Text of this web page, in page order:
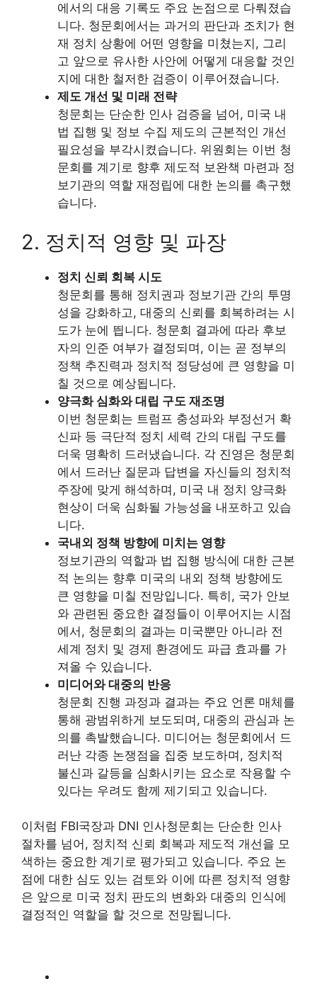
에서의 대응 기록도 주요 논점으로 다뤄졌습
니다. 청문회에서는 과거의 판단과 조치가 현
재 정치 상황에 어떤 영향을 미쳤는지, 그리
고 앞으로 유사한 사안에 어떻게 대응할 것인
지에 대한 철저한 검증이 이루어졌습니다.
제도 개선 및 미래 전략
청문회는 단순한 인사 검증을 넘어, 미국 내
법 집행 및 정보 수집 제도의 근본적인 개선
필요성을 부각시켰습니다. 위원회는 이번 청
문회를 계기로 향후 제도적 보완책 마련과 정
보기관의 역할 재정립에 대한 논의를 촉구했
습니다.
2. 정치적 영향 및 파장
정치 신뢰 회복 시도
청문회를 통해 정치권과 정보기관 간의 투명
성을 강화하고, 대중의 신뢰를 회복하려는 시
도가 눈에 띕니다. 청문회 결과에 따라 후보
자의 인준 여부가 결정되며, 이는 곧 정부의
정책 추진력과 정치적 정당성에 큰 영향을 미
칠 것으로 예상됩니다.
양극화 심화와 대립 구도 재조명
이번 청문회는 트럼프 충성파와 부정선거 확
신파 등 극단적 정치 세력 간의 대립 구도를
더욱 명확히 드러냈습니다. 각 진영은 청문회
에서 드러난 질문과 답변을 자신들의 정치적
주장에 맞게 해석하며, 미국 내 정치 양극화
현상이 더욱 심화될 가능성을 내포하고 있습
니다.
국내외 정책 방향에 미치는 영향
정보기관의 역할과 법 집행 방식에 대한 근본
적 논의는 향후 미국의 내외 정책 방향에도
큰 영향을 미칠 전망입니다. 특히, 국가 안보
와 관련된 중요한 결정들이 이루어지는 시점
에서, 청문회의 결과는 미국뿐만 아니라 전
세계 정치 및 경제 환경에도 파급 효과를 가
져올 수 있습니다.
미디어와 대중의 반응
청문회 진행 과정과 결과는 주요 언론 매체를
통해 광범위하게 보도되며, 대중의 관심과 논
의를 촉발했습니다. 미디어는 청문회에서 드
러난 각종 논쟁점을 집중 보도하며, 정치적
불신과 갈등을 심화시키는 요소로 작용할 수
있다는 우려도 함께 제기되고 있습니다.
이처럼 FBI국장과 DNI 인사청문회는 단순한 인사
절차를 넘어, 정치적 신뢰 회복과 제도적 개선을 모
색하는 중요한 계기로 평가되고 있습니다. 주요 논
점에 대한 심도 있는 검토와 이에 따른 정치적 영향
은 앞으로 미국 정치 판도의 변화와 대중의 인식에
결정적인 역할을 할 것으로 전망됩니다.